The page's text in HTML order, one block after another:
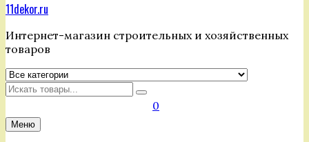
11dekor.ru
Интернет-магазин строительных и хозяйственных
товаров
Искать
0
Меню